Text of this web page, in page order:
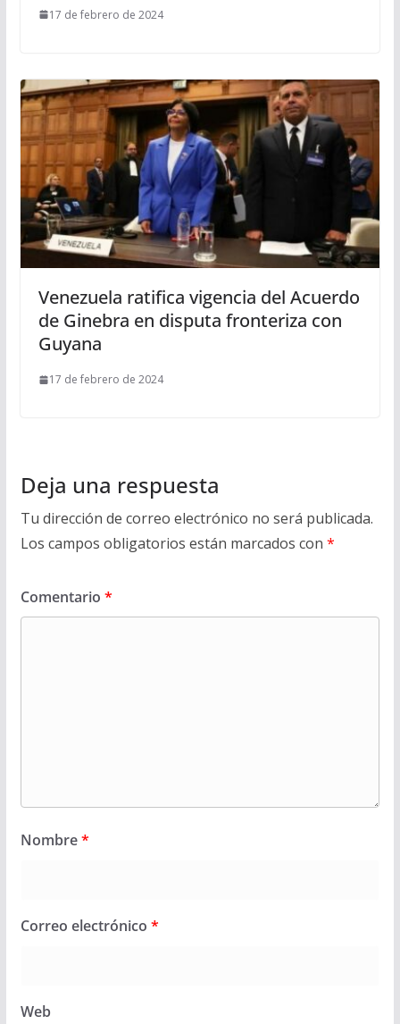
17 de febrero de 2024
Venezuela ratifica vigencia del Acuerdo
de Ginebra en disputa fronteriza con
Guyana
17 de febrero de 2024
Deja una respuesta
Tu dirección de correo electrónico no será publicada.
Los campos obligatorios están marcados con *
Comentario *
Nombre*
Correo electrónico *
Web